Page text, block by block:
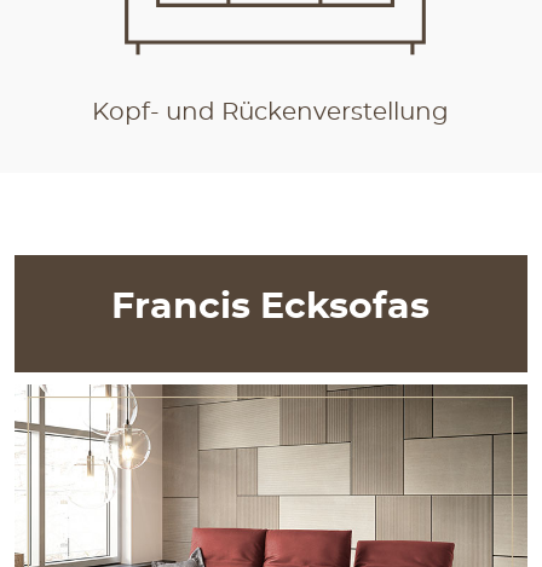
Kopf- und Rückenverstellung
Francis Ecksofas